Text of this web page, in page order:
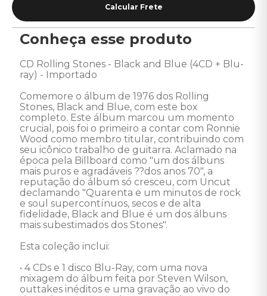
Conheça esse produto
CD Rolling Stones - Black and Blue (4CD + Blu-
ray) - Importado
Comemore o álbum de 1976 dos Rolling
Stones, Black and Blue, com este box
completo. Este álbum marcou um momento
crucial, pois foi o primeiro a contar com Ronnie
Wood como membro titular, contribuindo com
seu icônico trabalho de guitarra. Aclamado na
época pela Billboard como "um dos álbuns
mais puros e agradáveis ??dos anos 70", a
reputação do álbum só cresceu, com Uncut
declamando "Quarenta e um minutos de rock
e soul supercontínuos, secos e de alta
fidelidade, Black and Blue é um dos álbuns
mais subestimados dos Stones".
Esta coleção inclui:
• 4 CDs e 1 disco Blu-Ray, com uma nova
mixagem do álbum feita por Steven Wilson,
outtakes inéditos e uma gravação ao vivo do